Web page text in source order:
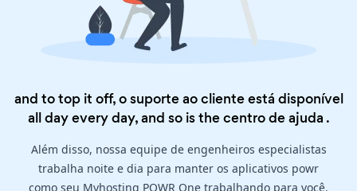
and to top it off, o suporte ao cliente está disponível
all day every day, and so is thecentro de ajuda .
Além disso, nossa equipe de engenheiros especialistas
trabalha noite e dia para manter os aplicativos powr
como seu Myhosting POWR One trabalhando para você.